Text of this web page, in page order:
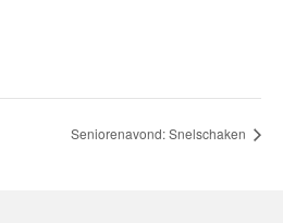
Seniorenavond: Snelschaken